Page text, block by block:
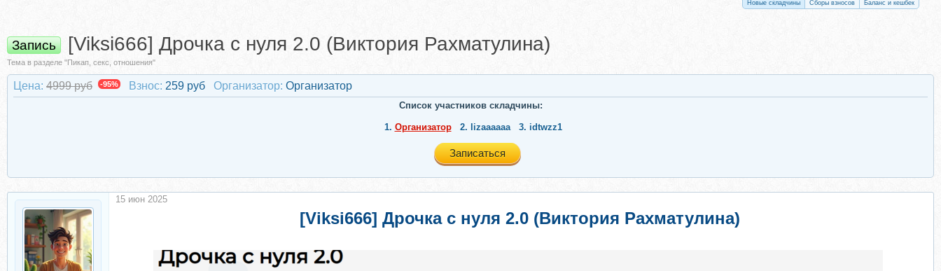
Новые складчины Сборы взносов Баланс и кешбек
Запись [Viksi666] Дрочка с нуля 2.0 (Виктория Рахматулина)
Тема в разделе "Пикап, секс, отношения"
Цена: 4999 руб -95% Взнос: 259 руб Организатор: Организатор
Список участников складчины:
1. Организатор 2. lizaaaaaa 3. idtwzz1
Записаться
[Viksi666] Дрочка с нуля 2.0 (Виктория Рахматулина)
15 июн 2025